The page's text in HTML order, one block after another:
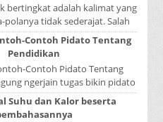
bertingkat adalah kalimat yang
polanya tidak sederajat. Salah
sebagai induk kalimat, se...
Contoh Pidato Tentang
Pendidikan
Contoh Pidato Tentang
ngerjain tugas bikin pidato
nyari kumpulan contoh-
contoh ...
Suhu dan Kalor beserta